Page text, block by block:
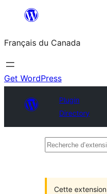
contenu
Français du Canada
Get WordPress
Plugin
Directory
Recherche
Cette extension